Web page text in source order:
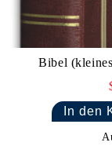
Bibel